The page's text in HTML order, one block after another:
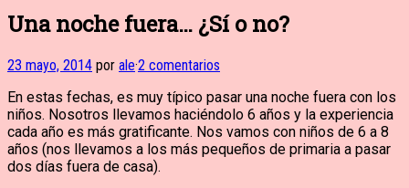
Una noche fuera… ¿Sí o no?
23 mayo, 2014 por ale·2 comentarios
En estas fechas, es muy típico pasar una noche fuera con los
niños. Nosotros llevamos haciéndolo 6 años y la experiencia
cada año es más gratificante. Nos vamos con niños de 6 a 8
años (nos llevamos a los más pequeños de primaria a pasar
dos días fuera de casa).